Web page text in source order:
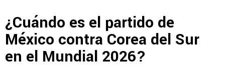
¿Cuándo es el partido de
México contra Corea del Sur
en el Mundial 2026?